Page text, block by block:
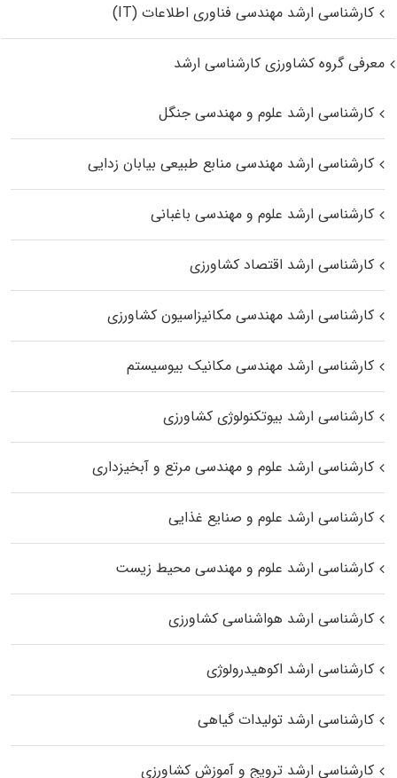
کارشناسی ارشد مهندسی فناوری اطلاعات (IT)
معرفی گروه کشاورزی کارشناسی ارشد
کارشناسی ارشد علوم و مهندسی جنگل
کارشناسی ارشد مهندسی منابع طبیعی بیابان زدایی
کارشناسی ارشد علوم و مهندسی باغبانی
کارشناسی ارشد اقتصاد کشاورزی
کارشناسی ارشد مهندسی مکانیزاسیون کشاورزی
کارشناسی ارشد مهندسی مکانیک بیوسیستم
کارشناسی ارشد بیوتکنولوژی کشاورزی
کارشناسی ارشد علوم و مهندسی مرتع و آبخیزداری
کارشناسی ارشد علوم و صنایع غذایی
کارشناسی ارشد علوم و مهندسی محیط زیست
کارشناسی ارشد هواشناسی کشاورزی
کارشناسی ارشد اکوهیدرولوژی
کارشناسی ارشد تولیدات گیاهی
کارشناسی ارشد ترویج و آموزش کشاورزی